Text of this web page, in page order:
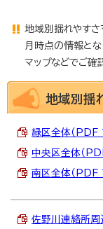
地域別揺れやす
月時点の情報と
マップなどでご確
地域別揺
緑区全体（PDF
中央区全体（
南区全体（PDF
佐野川連絡所